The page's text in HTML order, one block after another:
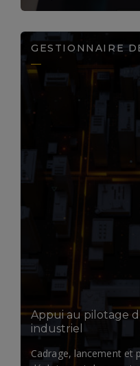
GESTIONNAIRE
Appui au pilotage
industriel
Cadrage, lancement et